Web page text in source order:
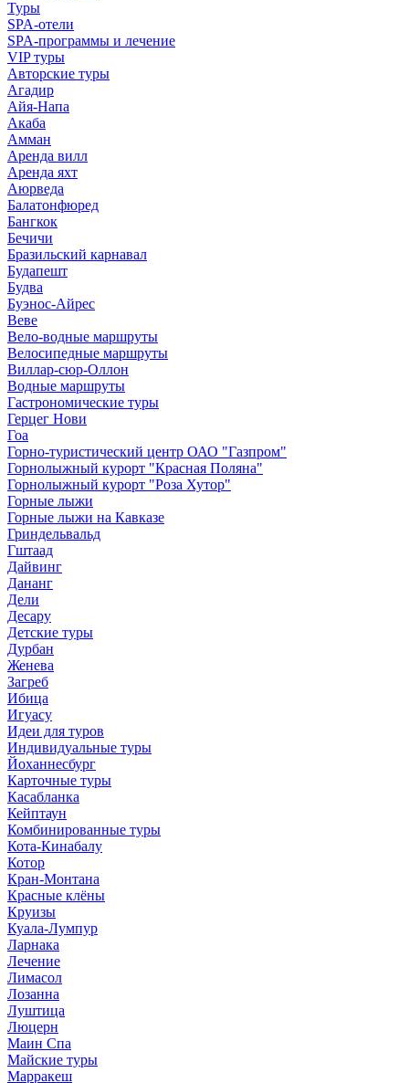
Туры
SPA-отели
SPA-программы и лечение
VIP туры
Авторские туры
Агадир
Айя-Напа
Акаба
Амман
Аренда вилл
Аренда яхт
Аюрведа
Балатонфюред
Бангкок
Бечичи
Бразильский карнавал
Будапешт
Будва
Буэнос-Айрес
Веве
Вело-водные маршруты
Велосипедные маршруты
Виллар-сюр-Оллон
Водные маршруты
Гастрономические туры
Герцег Нови
Гоа
Горно-туристический центр ОАО "Газпром"
Горнолыжный курорт "Красная Поляна"
Горнолыжный курорт "Роза Хутор"
Горные лыжи
Горные лыжи на Кавказе
Гриндельвальд
Гштаад
Дайвинг
Дананг
Дели
Десару
Детские туры
Дурбан
Женева
Загреб
Ибица
Игуасу
Идеи для туров
Индивидуальные туры
Йоханнесбург
Карточные туры
Касабланка
Кейптаун
Комбинированные туры
Кота-Кинабалу
Котор
Кран-Монтана
Красные клёны
Круизы
Куала-Лумпур
Ларнака
Лечение
Лимасол
Лозанна
Луштица
Люцерн
Маин Спа
Майские туры
Марракеш